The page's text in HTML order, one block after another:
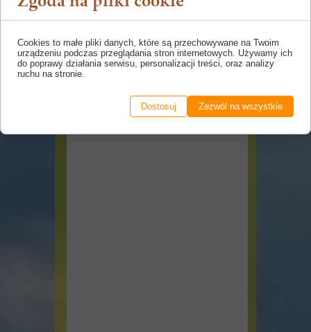
Cookies to małe pliki danych, które są przechowywane na Twoim
urządzeniu podczas przeglądania stron internetowych. Używamy ich
do poprawy działania serwisu, personalizacji treści, oraz analizy
ruchu na stronie.
Dostosuj Zezwól na wszystkie